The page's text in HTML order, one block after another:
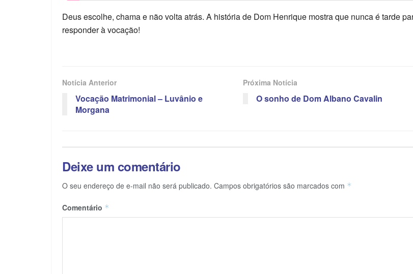
Deus escolhe, chama e não volta atrás. A história de Dom Henrique mostra que nunca é tarde
responder à vocação!
Notícia Anterior
Vocação Matrimonial – Luvânio e
Morgana
Próxima Notícia
O sonho de Dom Albano Cavalin
Deixe um comentário
O seu endereço de e-mail não será publicado. Campos obrigatórios são marcados com *
Comentário *